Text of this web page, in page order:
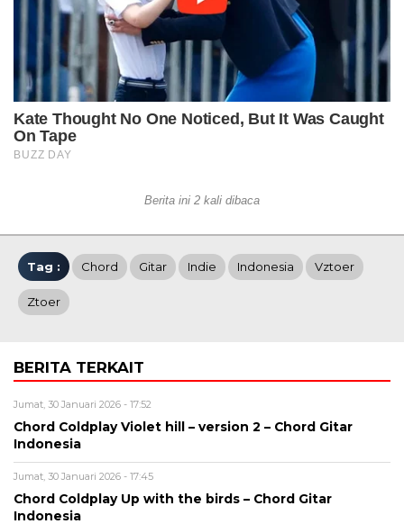
Berita ini 2 kali dibaca
Tag : Chord Gitar Indie Indonesia Vztoer
Ztoer
BERITA TERKAIT
Jumat, 30 Januari 2026 - 17:52
Chord Coldplay Violet hill – version 2 – Chord Gitar
Indonesia
Jumat, 30 Januari 2026 - 17:45
Chord Coldplay Up with the birds – Chord Gitar
Indonesia